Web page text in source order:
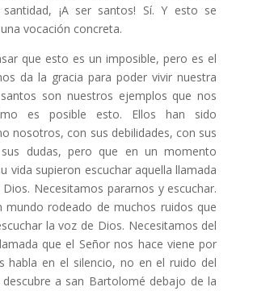
¡A ser santos! Sí. Y esto se
vocación concreta.
que esto es un imposible, pero es el
da la gracia para poder vivir nuestra
son nuestros ejemplos que nos
es posible esto. Ellos han sido
nosotros, con sus debilidades, con sus
dudas, pero que en un momento
vida supieron escuchar aquella llamada
Necesitamos pararnos y escuchar.
mundo rodeado de muchos ruidos que
la voz de Dios. Necesitamos del
que el Señor nos hace viene por
habla en el silencio, no en el ruido del
descubre a san Bartolomé debajo de la